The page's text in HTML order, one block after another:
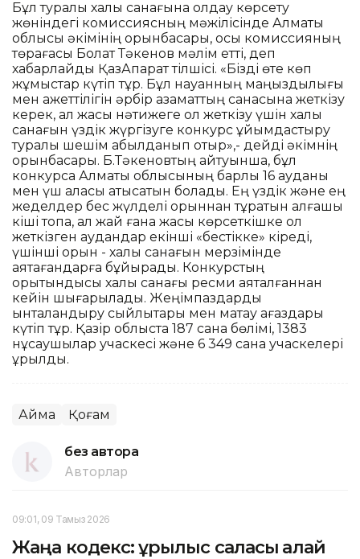
Бұл туралы халық санағына қолдау көрсету
жөніндегі комиссиясның мәжілісінде Алматы
облысы әкімінің орынбасары, осы комиссияның
төрағасы Болат Тәкенов мәлім етті, деп
хабарлайды ҚазАқпарат тілшісі. «Бізді өте көп
жұмыстар күтіп тұр. Бұл науқанның маңыздылығы
мен қажеттілігін әрбір азаматтың санасына жеткізу
керек, ал жақсы нәтижеге қол жеткізу үшін халық
санағын үздік жүргізуге конкурс ұйымдастыру
туралы шешім қабылданып отыр»,- дейді әкімнің
орынбасары. Б.Тәкеновтың айтуынша, бұл
конкурсқа Алматы облысының барлық 16 ауданы
мен үш қаласы қатысатын болады. Ең үздік және ең
жеделдер бес жүлделі орыннан тұратын алғашқы
кіші топқа, ал жай ғана жақсы көрсеткішке қол
жеткізген аудандар екінші «бестікке» кіреді,
үшінші орын - халық санағын мерзімінде
аяқтағандарға бұйырады. Конкурстың
қорытындысы халық санағы ресми аяқталғаннан
кейін шығарылады. Жеңімпаздарды
ынталандыру сыйлықтары мен мақтау қағаздары
күтіп тұр. Қазір облыста 187 санақ бөлімі, 1383
нұсқаушылар учаскесі және 6 349 санақ учаскелері
құрылды.
Аймақ Қоғам
без автора
Авторлар
09:01, 09 Тамыз 2026
Жаңа кодекс: құрылыс саласы қалай